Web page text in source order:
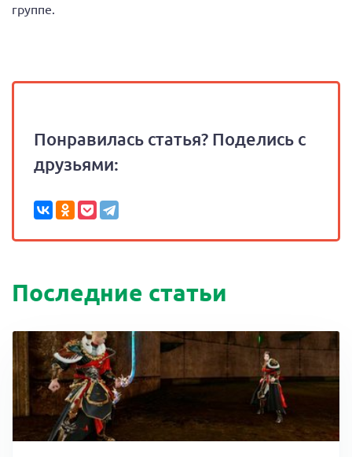
группе.
Понравилась статья? Поделись с
друзьями:
Последние статьи